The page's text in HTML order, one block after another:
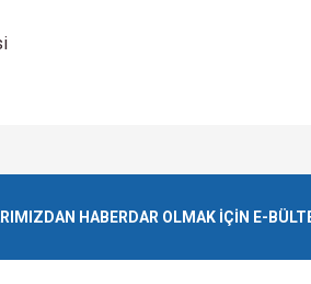
bozuk veya görüntülenemiyor.
HABERDAR OLMAK İÇİN E-